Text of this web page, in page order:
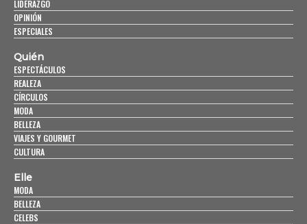
LIDERAZGO
OPINIÓN
ESPECIALES
Quién
ESPECTÁCULOS
REALEZA
CÍRCULOS
MODA
BELLEZA
VIAJES Y GOURMET
CULTURA
Elle
MODA
BELLEZA
CELEBS